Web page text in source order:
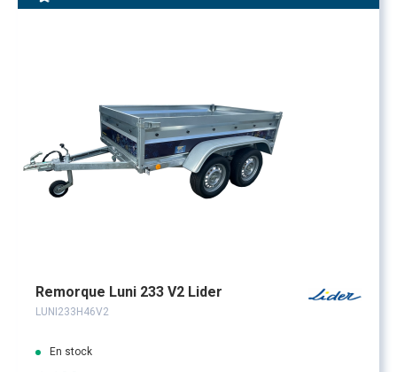
Remorque Luni 233 V2 Lider
LUNI233H46V2
En stock